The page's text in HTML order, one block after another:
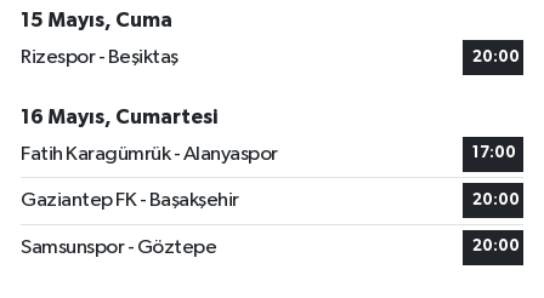
15 Mayıs, Cuma
Rizespor - Beşiktaş
20:00
16 Mayıs, Cumartesi
Fatih Karagümrük - Alanyaspor
17:00
Gaziantep FK - Başakşehir 20:00
Samsunspor - Göztepe 20:00